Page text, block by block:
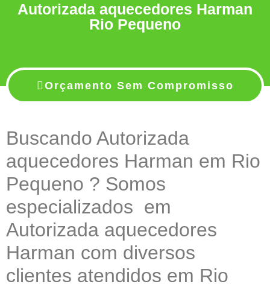
Autorizada aquecedores Harman
Rio Pequeno
Orçamento Sem Compromisso
Buscando Autorizada
aquecedores Harman em Rio
Pequeno ? Somos
especializados em
Autorizada aquecedores
Harman com diversos
clientes atendidos em Rio